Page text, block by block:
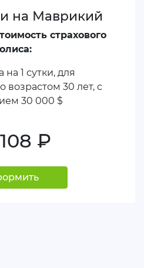
на Маврикий
страхового
на 1 сутки, для
возрастом 30 лет, с
30 000 $
руб.